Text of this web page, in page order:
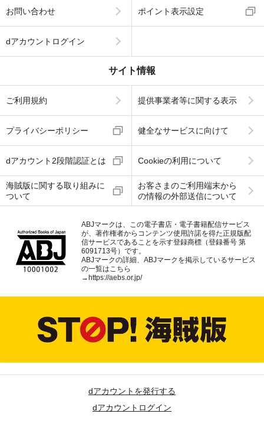
お問い合わせ ポイント表示設定
dアカウントログイン
サイト情報
ご利用規約 提供事業者等に関する表示
プライバシーポリシー 健全なサービスに向けて
dアカウント2段階認証とは Cookieの利用について
海賊版に関する取り組みに
ついて
お客さまのご利用端末から
の情報の外部送信について
ABJマークは、この電子書店・電子書籍配信サービス
が、著作権者からコンテンツ使用許諾を得た正規版配
信サービスであることを示す登録商標（登録番号 第
6091713号）です。
ABJマークの詳細、ABJマークを掲示しているサービス
の一覧はこちら
→ https://aebs.or.jp/
dアカウントを発行する
dアカウントログイン